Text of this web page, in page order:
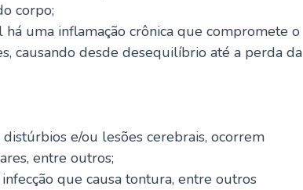
corpo;
uma inflamação crônica que compromete o
causando desde desequilíbrio até a perda da
e/ou lesões cerebrais, ocorrem
entre outros;
que causa tontura, entre outros